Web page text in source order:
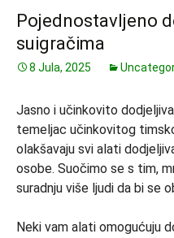
Pojednostavljeno
suigračima
8 Jula, 2025
Jasno i učinkovito
temeljac učinkovitog
olakšavaju svi alati
osobe. Suočimo se s tim,
suradnju više ljudi da bi se
Neki vam alati omogućuju